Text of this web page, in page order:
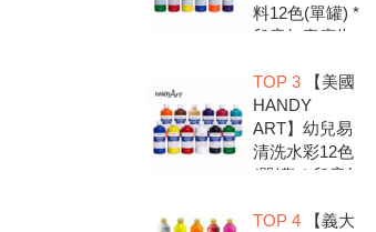
料12色(單罐) *
兒童無毒廣告
放心，彩繪DIY
超有趣
TOP 3【美國
HANDY
ART】幼兒易
清洗水彩12色
(單罐) * 兒童無
安全好放心，
TOP 4【義大